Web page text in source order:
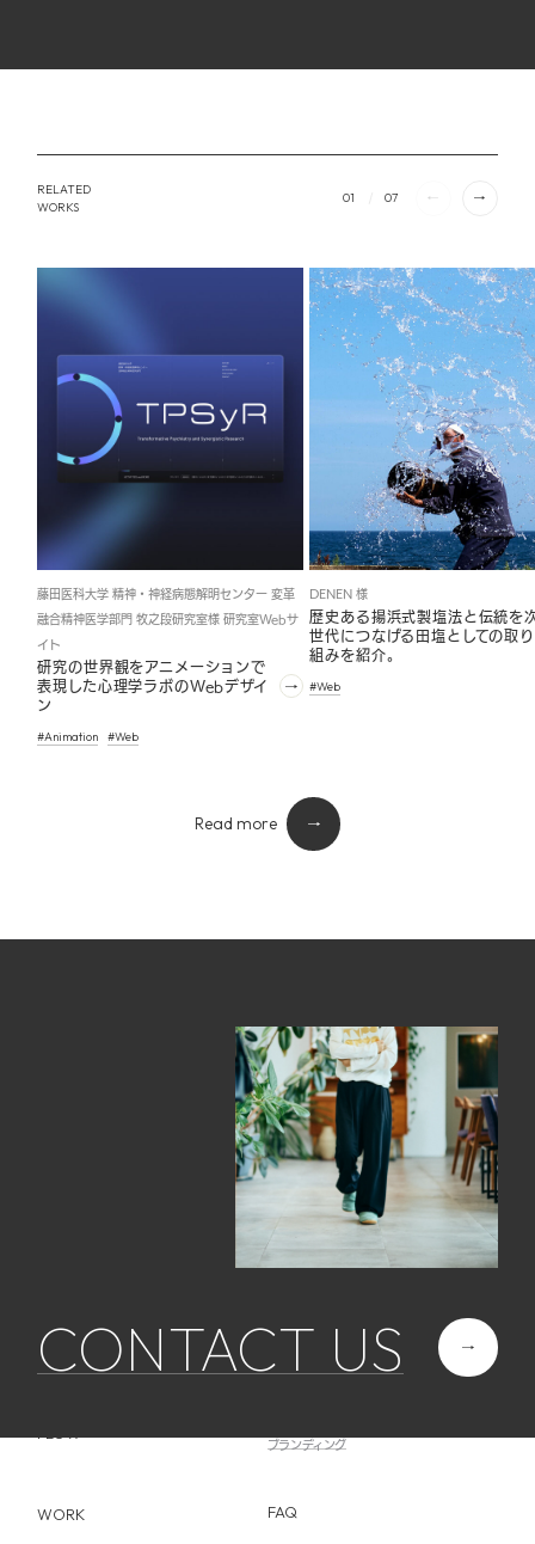
RELATED
WORKS
01 07
藤田医科大学 精神・神経病態解明センター 変革
融合精神医学部門 牧之段研究室様 研究室Webサ
イト
研究の世界観をアニメーションで
表現した心理学ラボのWebデザイ
ン
#Animation #Web
DENEN 様
歴史ある揚浜式製塩法と伝統を
世代につなげる田塩としての取り
組みを紹介。
#Web
Read more
CONTACT US
ABOUT SERVICE
ブランディング
FAQ
WORK